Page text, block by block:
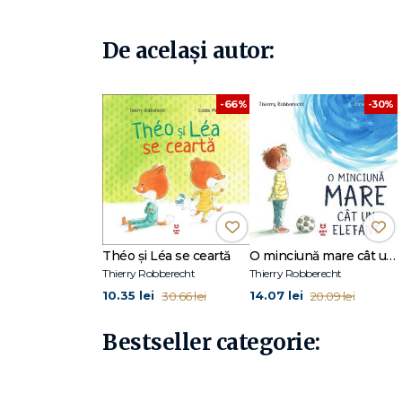
De același autor:
-66%
Théo și Léa se ceartă
Thierry Robberecht
10.35 lei 30.66 lei
-30%
O minciună mare cât un elefant
Thierry Robberecht
14.07 lei 20.09 lei
Bestseller categorie: